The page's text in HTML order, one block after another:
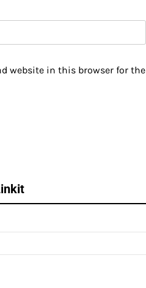
website in this browser for the